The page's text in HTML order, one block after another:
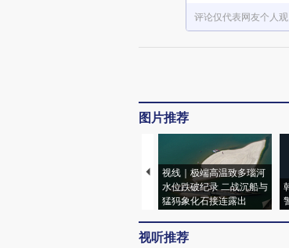
评论仅代表网友个人
图片推荐
视线｜极端高温致多瑙河
水位跌破纪录 二战沉船与
猛犸象化石接连露出
视听推荐